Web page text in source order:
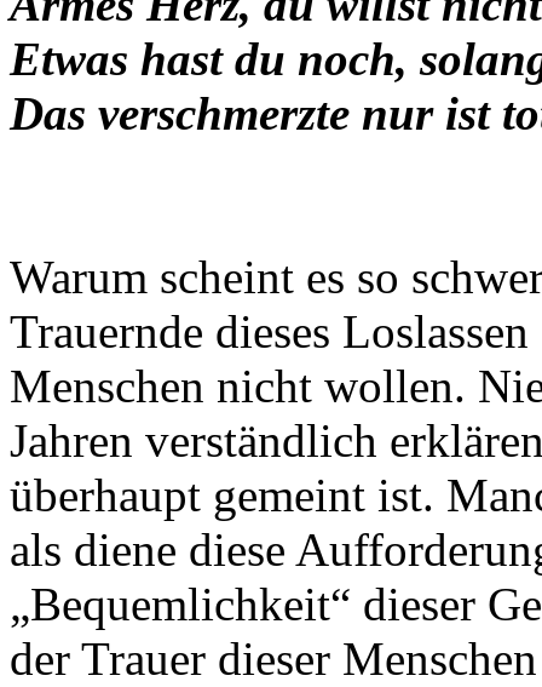
Etwas hast du noch,
Das verschmerzte nur ist
Warum scheint es so
Trauernde dieses
Menschen nicht wollen.
Jahren verständlich
überhaupt gemeint ist.
als diene diese
„Bequemlichkeit“ dieser
der Trauer dieser